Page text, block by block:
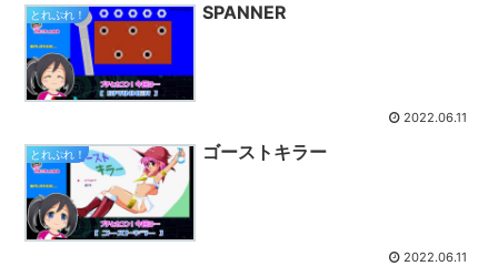
とれぷれ！ SPANNER
2022.06.11
とれぷれ！ ゴーストキラー
2022.06.11